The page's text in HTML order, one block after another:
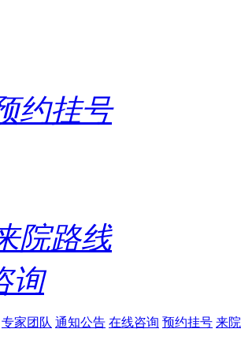
约挂号
院路线
询
专家团队 通知公告 在线咨询 预约挂号 来